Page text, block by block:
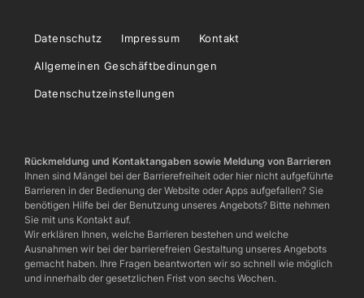
Datenschutz Impressum Kontakt
Allgemeinen Geschäftbedinungen
Datenschutzeinstellungen
Rückmeldung und Kontaktangaben sowie Meldung von Barrieren
Ihnen sind Mängel bei der Barrierefreiheit oder hier nicht aufgeführte
Barrieren in der Bedienung der Website oder Apps aufgefallen? Sie
benötigen Hilfe bei der Benutzung unseres Angebots? Bitte nehmen
Sie mit uns Kontakt auf.
Wir erklären Ihnen, welche Barrieren bestehen und welche
Ausnahmen wir bei der barrierefreien Gestaltung unseres Angebots
gemacht haben. Ihre Fragen beantworten wir so schnell wie möglich
und innerhalb der gesetzlichen Frist von sechs Wochen.